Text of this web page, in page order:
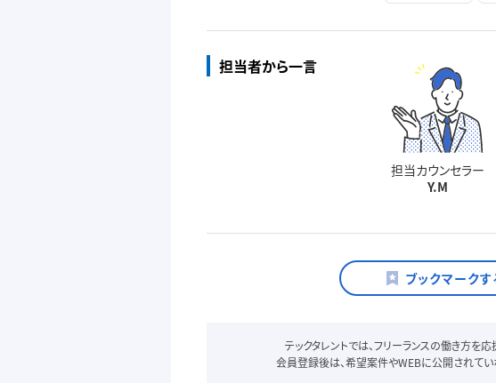
担当者から一言
担当カウンセラー
Y.M
テックタレントでは、フリーランスの働き方を
会員登録後は、希望案件やWEBに公開されて